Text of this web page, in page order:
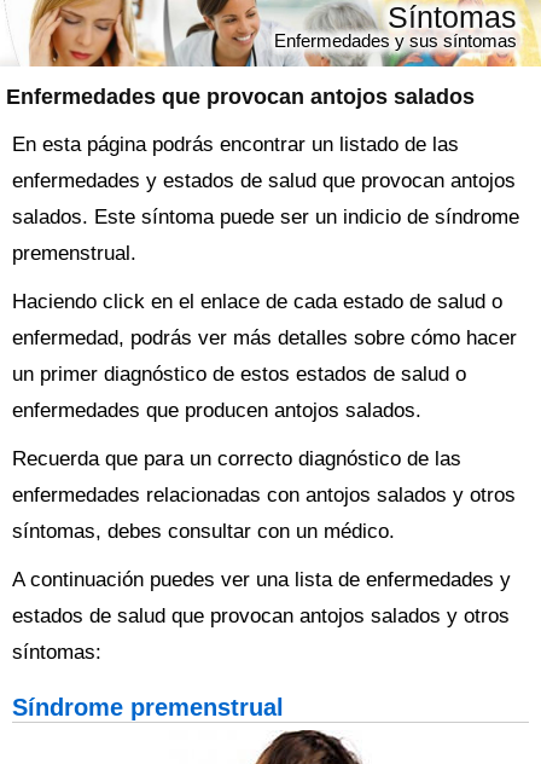
Enfermedades que provocan antojos salados
Síntomas
Enfermedades y sus síntomas
En esta página podrás encontrar un listado de las
enfermedades y estados de salud que provocan antojos
salados. Este síntoma puede ser un indicio de síndrome
premenstrual.
Haciendo click en el enlace de cada estado de salud o
enfermedad, podrás ver más detalles sobre cómo hacer
un primer diagnóstico de estos estados de salud o
enfermedades que producen antojos salados.
Recuerda que para un correcto diagnóstico de las
enfermedades relacionadas con antojos salados y otros
síntomas, debes consultar con un médico.
A continuación puedes ver una lista de enfermedades y
estados de salud que provocan antojos salados y otros
síntomas:
Síndrome premenstrual